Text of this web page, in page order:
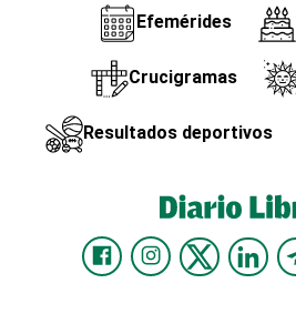
Efemérides
Crucigramas
Resultados deportivos